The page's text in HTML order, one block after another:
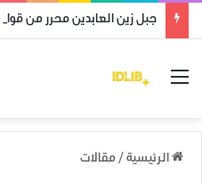
جبل زين العابدين محرر من قوات
القائمة
الرئيسية / مقالات